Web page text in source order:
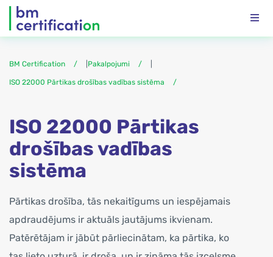
BM Certification Pakalpojumi
ISO 22000 Pārtikas drošības vadības sistēma
ISO 22000 Pārtikas
drošības vadības
sistēma
Pārtikas drošība, tās nekaitīgums un iespējamais
apdraudējums ir aktuāls jautājums ikvienam.
Patērētājam ir jābūt pārliecinātam, ka pārtika, ko